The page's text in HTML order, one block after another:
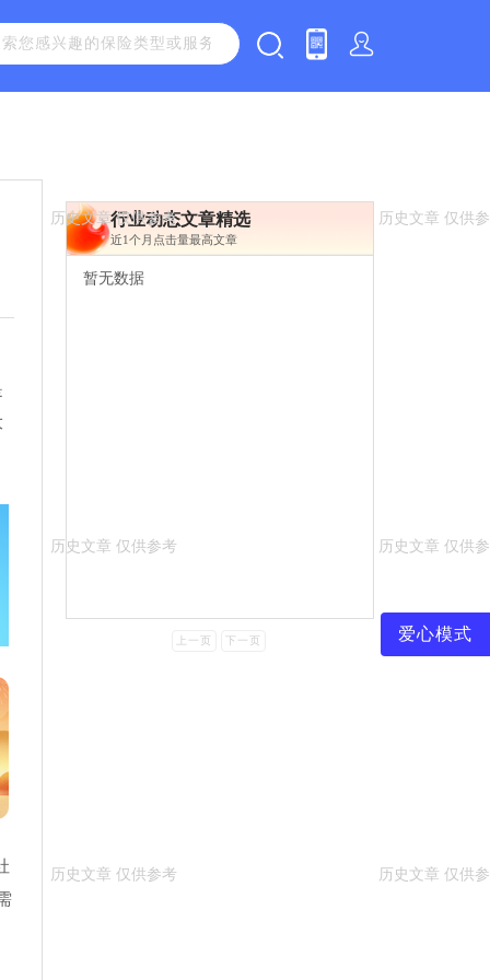
行业动态文章精选
近1个月点击量最高文章
暂无数据
上一页 下一页 爱心模式